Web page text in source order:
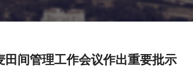
间管理工作会议作出重要批示